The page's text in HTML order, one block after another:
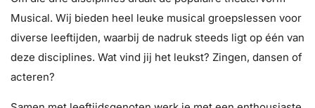
Musical. Wij bieden heel leuke musical groepslessen voor
diverse leeftijden, waarbij de nadruk steeds ligt op één van
deze disciplines. Wat vind jij het leukst? Zingen, dansen of
acteren?